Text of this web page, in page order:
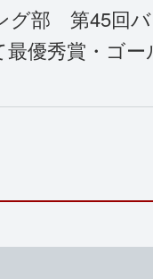
グ部 第45回
優秀賞・ゴ